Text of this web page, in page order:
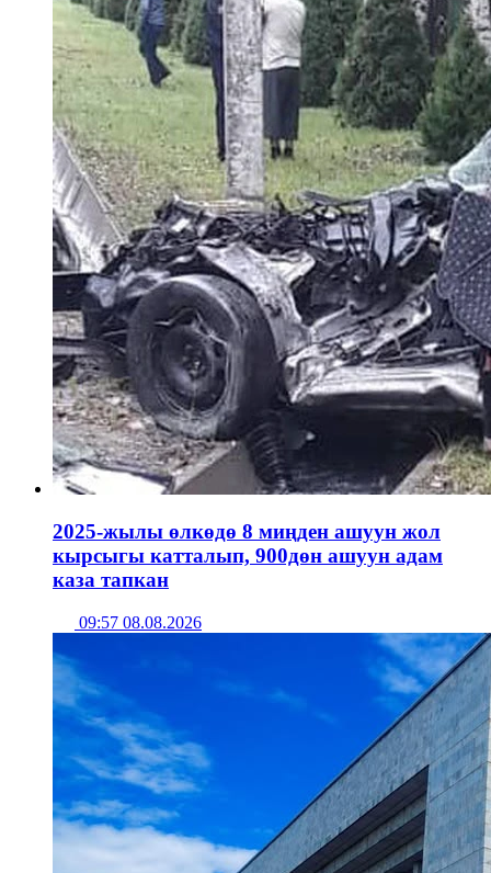
2025-жылы өлкөдө 8 миңден ашуун жол
кырсыгы катталып, 900дөн ашуун адам
каза тапкан
09:57 08.08.2026